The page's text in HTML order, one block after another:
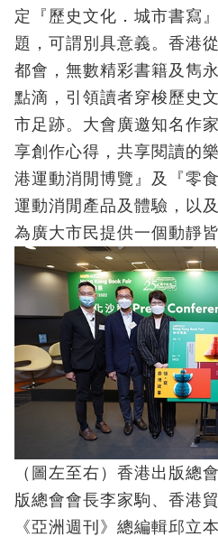
定『歷史文化．城市書寫
題，可謂別具意義。香港
都會，無數精彩書籍及雋
點滴，引領讀者穿梭歷史
市足跡。大會廣邀知名作
享創作心得，共享閱讀的
港運動消閒博覽』及『零
運動消閒產品及體驗，以
為廣大市民提供一個動靜
（圖左至右）香港出版總
版總會會長李家駒、香港
《亞洲週刊》總編輯邱立